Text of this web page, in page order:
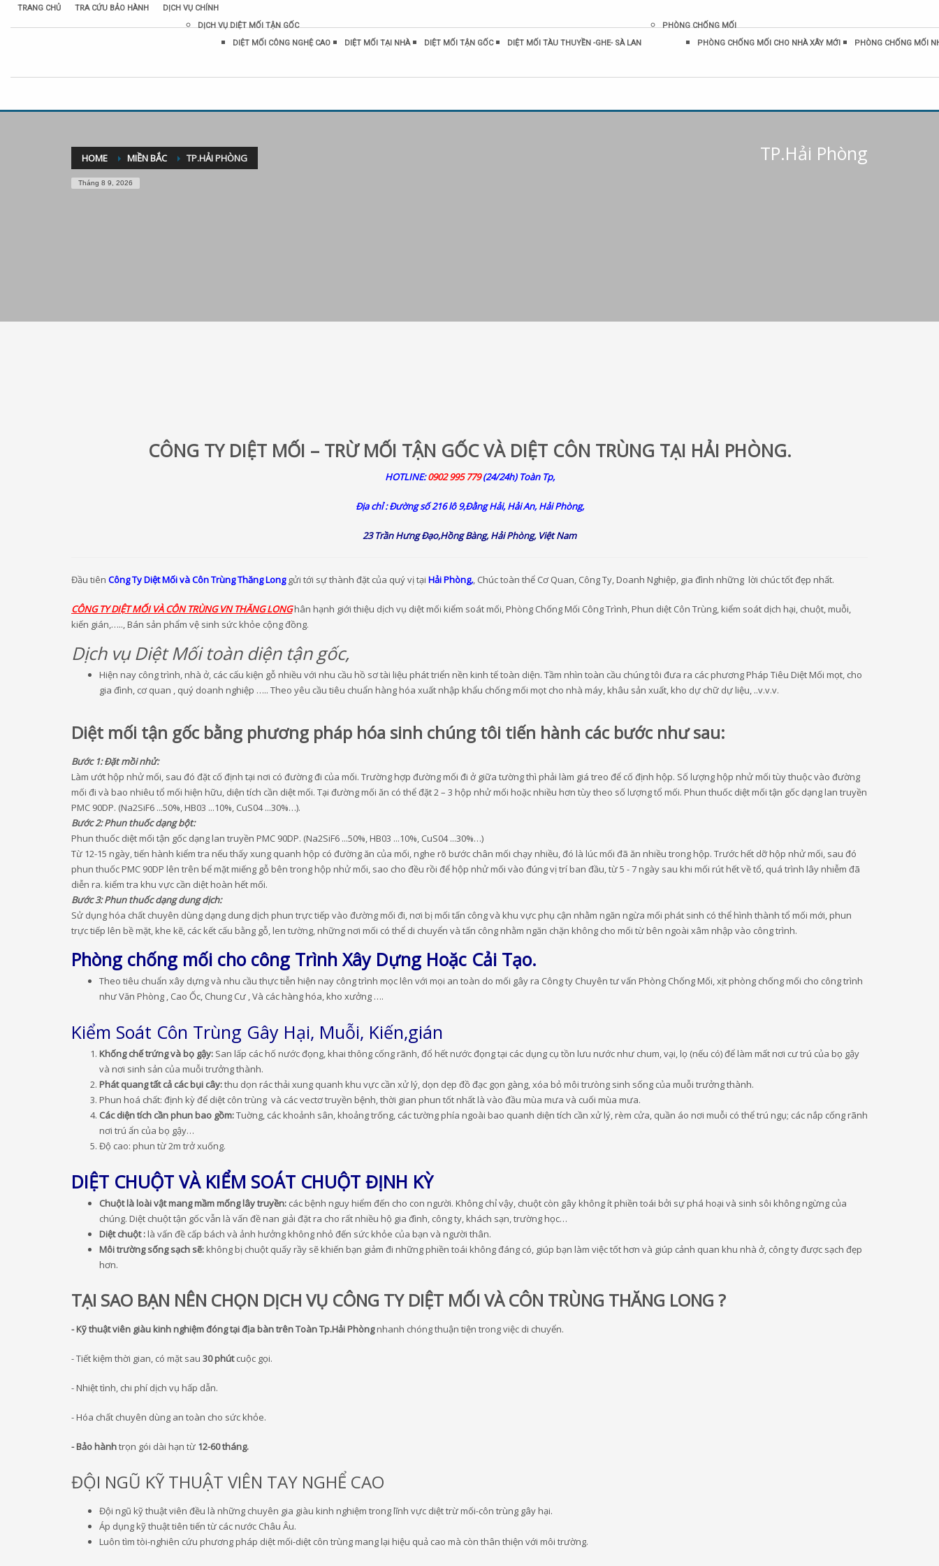
TRANG CHỦ TRA CỨU BẢO HÀNH
DỊCH VỤ CHÍNH
DỊCH VỤ DIỆT MỐI TẬN GỐC
DIỆT MỐI CÔNG NGHỆ CAO
DIỆT MỐI TẠI NHÀ DIỆT MỐI TẬN GỐC DIỆT MỐI TÀU THUYỀN -GHE- SÀ LAN
PHÒNG CHỐNG MỐI
PHÒNG CHỐNG MỐI CHO NHÀ XÂY MỚI
PHÒNG CHỐNG MỐI
HOME MIỀN BẮC TP.HẢI PHÒNG
Tháng 8 9, 2026
TP.Hải Phòng
CÔNG TY DIỆT MỐI – TRỪ MỐI TẬN GỐC VÀ DIỆT CÔN TRÙNG TẠI HẢI PHÒNG.
HOTLINE:0902 995 779(24/24h) Toàn Tp,
Địa chỉ : Đường số 216 lô 9,Đằng Hải, Hải An, Hải Phòng,
23 Trần Hưng Đạo,Hồng Bàng, Hải Phòng, Việt Nam
Đầu tiên Công Ty Diệt Mối và Côn Trùng Thăng Long gửi tới sự thành đặt của quý vị tại Hải Phòng,, Chúc toàn thể Cơ Quan, Công Ty, Doanh Nghiệp, gia đình những lời chúc tốt đẹp nhất.
CÔNG TY DIỆT MỐI VÀ CÔN TRÙNG VN THĂNG LONGhân hạnh giới thiệu dịch vụ diệt mối kiểm soát mối, Phòng Chống Mối Công Trình, Phun diệt Côn Trùng, kiểm soát dịch hại, chuột, muỗi,
kiến gián,….., Bán sản phẩm vệ sinh sức khỏe cộng đồng.
Dịch vụ Diệt Mối toàn diện tận gốc,
Hiện nay công trình, nhà ở, các cấu kiện gỗ nhiều với nhu cầu hồ sơ tài liệu phát triển nền kinh tế toàn diện. Tầm nhìn toàn cầu chúng tôi đưa ra các phương Pháp Tiêu Diệt Mối mọt, cho
gia đình, cơ quan , quý doanh nghiệp ….. Theo yêu cầu tiêu chuẩn hàng hóa xuất nhập khẩu chống mối mọt cho nhà máy, khâu sản xuất, kho dự chữ dự liệu, ..v.v.v.
Diệt mối tận gốc bằng phương pháp hóa sinh chúng tôi tiến hành các bước như sau:
Bước 1: Đặt mồi nhử:
Làm ướt hộp nhử mối, sau đó đặt cố định tại nơi có đường đi của mối. Trường hợp đường mối đi ở giữa tường thì phải làm giá treo để cố định hộp. Số lượng hộp nhử mối tùy thuộc vào đường
mối đi và bao nhiêu tổ mối hiện hữu, diện tích cần diệt mối. Tại đường mối ăn có thể đặt 2 – 3 hộp nhử mối hoặc nhiều hơn tùy theo số lượng tổ mối. Phun thuốc diệt mối tận gốc dạng lan truyền
PMC 90DP. (Na2SiF6 ...50%, HB03 ...10%, CuS04 ...30%…).
Bước 2: Phun thuốc dạng bột:
Phun thuốc diệt mối tận gốc dạng lan truyền PMC 90DP. (Na2SiF6 ...50%, HB03 ...10%, CuS04 ...30%…)
Từ 12-15 ngày, tiến hành kiểm tra nếu thấy xung quanh hộp có đường ăn của mối, nghe rõ bước chân mối chạy nhiều, đó là lúc mối đã ăn nhiều trong hộp. Trước hết dỡ hộp nhử mối, sau đó
phun thuốc PMC 90DP lên trên bể mặt miếng gỗ bên trong hộp nhử mối, sao cho đều rồi để hộp nhử mối vào đúng vị trí ban đầu, từ 5 - 7 ngày sau khi mối rút hết về tổ, quá trình lây nhiễm đã
diễn ra. kiểm tra khu vực cần diệt hoàn hết mối.
Bước 3: Phun thuốc dạng dung dịch:
Sử dụng hóa chất chuyên dùng dạng dung dịch phun trực tiếp vào đường mối đi, nơi bị mối tấn công và khu vực phụ cận nhằm ngăn ngừa mối phát sinh có thể hình thành tổ mối mới, phun
trực tiếp lên bề mặt, khe kẽ, các kết cấu bằng gỗ, len tường, những nơi mối có thể di chuyển và tấn công nhằm ngăn chặn không cho mối từ bên ngoài xâm nhập vào công trình.
Phòng chống mối cho công Trình Xây Dựng Hoặc Cải Tạo.
Theo tiêu chuẩn xây dựng và nhu cầu thực tiễn hiện nay công trình mọc lên với mọi an toàn do mối gây ra Công ty Chuyên tư vấn Phòng Chống Mối, xịt phòng chống mối cho công trình
như Văn Phòng , Cao Ốc, Chung Cư , Và các hàng hóa, kho xưởng ….
Kiểm Soát Côn Trùng Gây Hại, Muỗi, Kiến,gián
Khống chế trứng và bọ gậy: San lấp các hố nước đọng, khai thông cống rãnh, đổ hết nước đọng tại các dụng cụ tồn lưu nước như chum, vại, lọ (nếu có) để làm mất nơi cư trú của bọ gậy
và nơi sinh sản của muỗi trưởng thành.
Phát quang tất cả các bụi cây:thu dọn rác thải xung quanh khu vực cần xử lý, dọn dẹp đồ đạc gọn gàng, xóa bỏ môi trưòng sinh sống của muỗi trưởng thành.
Phun hoá chất: định kỳ để diệt côn trùng và các vectơ truyền bệnh, thời gian phun tốt nhất là vào đầu mùa mưa và cuối mùa mưa.
Các diện tích cần phun bao gồm:Tuờng, các khoảnh sân, khoảng trống, các tường phía ngoài bao quanh diện tích cần xử lý, rèm cửa, quần áo nơi muỗi có thể trú ngụ; các nắp cống rãnh
nơi trú ẩn của bọ gậy…
Độ cao: phun từ 2m trở xuống.
DIỆT CHUỘT VÀ KIỂM SOÁT CHUỘT ĐỊNH KỲ
Chuột là loài vật mang mầm mống lây truyền: các bệnh nguy hiểm đến cho con người. Không chỉ vậy, chuột còn gây không ít phiền toái bởi sự phá hoại và sinh sôi không ngừng của
chúng. Diệt chuột tận gốc vẫn là vấn đề nan giải đặt ra cho rất nhiều hộ gia đình, công ty, khách sạn, trường học…
Diệt chuột :là vấn đề cấp bách và ảnh hưởng không nhỏ đến sức khỏe của bạn và người thân.
Môi trường sống sạch sẽ:không bị chuột quấy rầy sẽ khiến bạn giảm đi những phiền toái không đáng có, giúp bạn làm việc tốt hơn và giúp cảnh quan khu nhà ở, công ty được sạch đẹp
hơn.
TẠI SAO BẠN NÊN CHỌN DỊCH VỤ CÔNG TY DIỆT MỐI VÀ CÔN TRÙNG THĂNG LONG ?
- Kỹ thuật viên giàu kinh nghiệm đóng tại địa bàn trên Toàn Tp.Hải Phòngnhanh chóng thuận tiện trong việc di chuyển.
- Tiết kiệm thời gian, có mặt sau 30phútcuộc gọi.
- Nhiệt tình, chi phí dịch vụ hấp dẫn.
- Hóa chất chuyên dùng an toàn cho sức khỏe.
- Bảo hànhtrọn gói dài hạn từ 12-60 tháng.
ĐỘI NGŨ KỸ THUẬT VIÊN TAY NGHỂ CAO
Đội ngũ kỹ thuật viên đều là những chuyên gia giàu kinh nghiệm trong lĩnh vực diệt trừ mối-côn trùng gây hại.
Áp dụng kỹ thuật tiên tiến từ các nước Châu Âu.
Luôn tìm tòi-nghiên cứu phương pháp diệt mối-diệt côn trùng mang lại hiệu quả cao mà còn thân thiện với môi trường.